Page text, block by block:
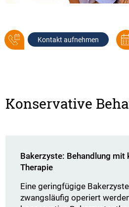
Kontakt aufnehmen
Konservative
Bakerzyste: Behandlung mit
Therapie
Eine geringfügige
zwangsläufig operiert